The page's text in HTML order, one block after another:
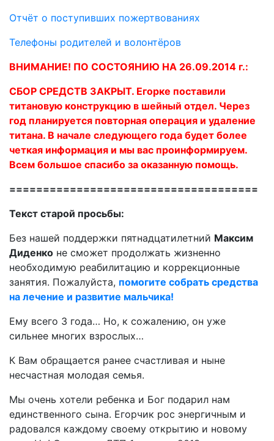
Отчёт о поступивших пожертвованиях
Телефоны родителей и волонтёров
ВНИМАНИЕ! ПО СОСТОЯНИЮ НА 26.09.2014 г.:
СБОР СРЕДСТВ ЗАКРЫТ. Егорке поставили
титановую конструкцию в шейный отдел. Через
год планируется повторная операция и удаление
титана. В начале следующего года будет более
четкая информация и мы вас проинформируем.
Всем большое спасибо за оказанную помощь.
=====================================
Текст старой просьбы:
Без нашей поддержки пятнадцатилетний Максим
Диденко не сможет продолжать жизненно
необходимую реабилитацию и коррекционные
занятия. Пожалуйста, помогите собрать средства
на лечение и развитие мальчика!
Ему всего 3 года… Но, к сожалению, он уже
сильнее многих взрослых…
К Вам обращается ранее счастливая и ныне
несчастная молодая семья.
Мы очень хотели ребенка и Бог подарил нам
единственного сына. Егорчик рос энергичным и
радовался каждому своему открытию и новому